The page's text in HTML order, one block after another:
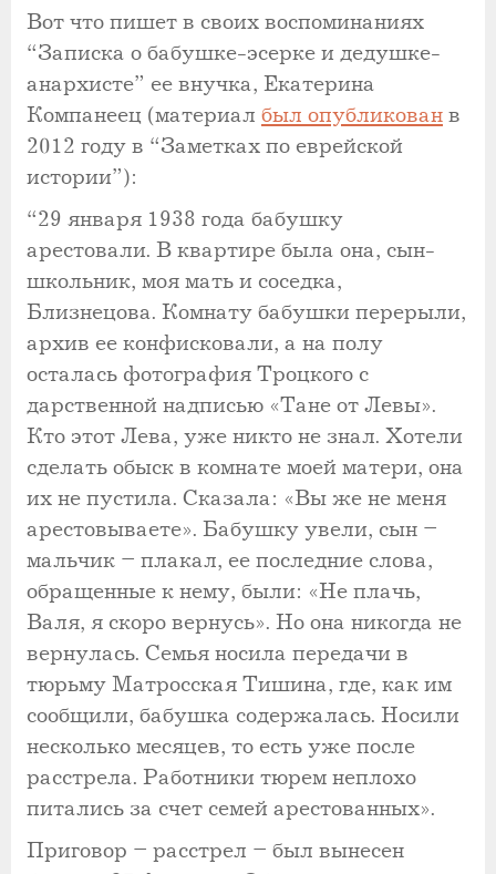
Вот что пишет в своих воспоминаниях
“Записка о бабушке-эсерке и дедушке-
анархисте” ее внучка, Екатерина
Компанеец (материал был опубликован в
2012 году в “Заметках по еврейской
истории”):
“29 января 1938 года бабушку
арестовали. В квартире была она, сын-
школьник, моя мать и соседка,
Близнецова. Комнату бабушки перерыли,
архив ее конфисковали, а на полу
осталась фотография Троцкого с
дарственной надписью «Тане от Левы».
Кто этот Лева, уже никто не знал. Хотели
сделать обыск в комнате моей матери, она
их не пустила. Сказала: «Вы же не меня
арестовываете». Бабушку увели, сын –
мальчик – плакал, ее последние слова,
обращенные к нему, были: «Не плачь,
Валя, я скоро вернусь». Но она никогда не
вернулась. Семья носила передачи в
тюрьму Матросская Тишина, где, как им
сообщили, бабушка содержалась. Носили
несколько месяцев, то есть уже после
расстрела. Работники тюрем неплохо
питались за счет семей арестованных».
Приговор – расстрел – был вынесен